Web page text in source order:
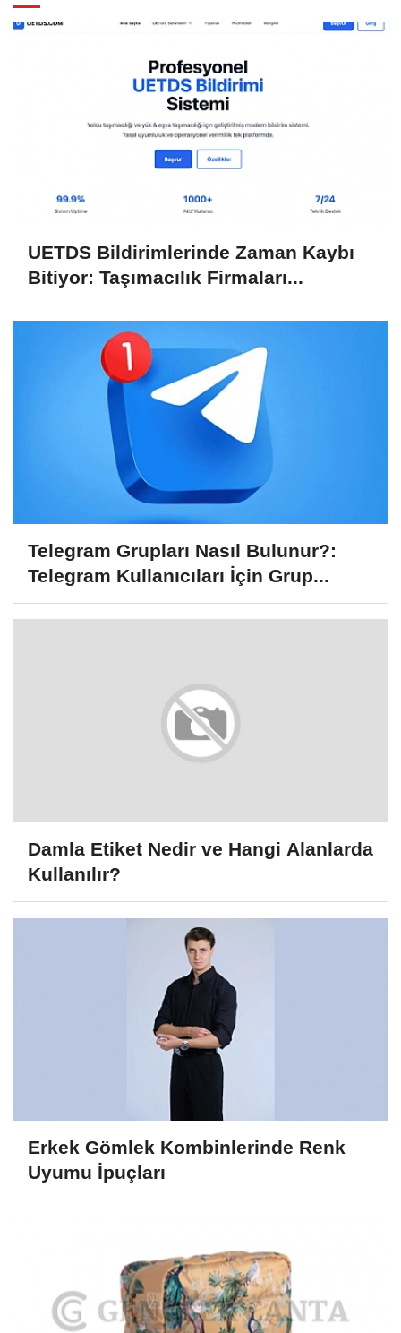
UETDS Bildirimlerinde Zaman Kaybı
Bitiyor: Taşımacılık Firmaları...
Telegram Grupları Nasıl Bulunur?:
Telegram Kullanıcıları İçin Grup...
Damla Etiket Nedir ve Hangi Alanlarda
Kullanılır?
Erkek Gömlek Kombinlerinde Renk
Uyumu İpuçları